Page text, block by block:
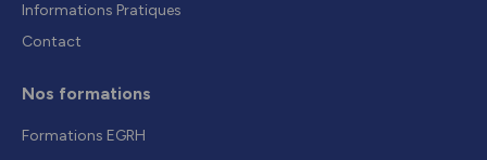
Informations Pratiques
Contact
Nos formations
Formations EGRH